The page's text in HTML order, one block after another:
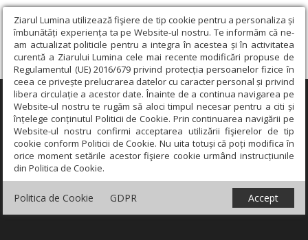
Ziarul Lumina utilizează fişiere de tip cookie pentru a personaliza și
îmbunătăți experiența ta pe Website-ul nostru. Te informăm că ne-
am actualizat politicile pentru a integra în acestea și în activitatea
curentă a Ziarului Lumina cele mai recente modificări propuse de
Regulamentul (UE) 2016/679 privind protecția persoanelor fizice în
ceea ce privește prelucrarea datelor cu caracter personal și privind
libera circulație a acestor date. Înainte de a continua navigarea pe
Website-ul nostru te rugăm să aloci timpul necesar pentru a citi și
înțelege conținutul Politicii de Cookie. Prin continuarea navigării pe
Website-ul nostru confirmi acceptarea utilizării fişierelor de tip
cookie conform Politicii de Cookie. Nu uita totuși că poți modifica în
orice moment setările acestor fişiere cookie urmând instrucțiunile
din Politica de Cookie.
Politica de Cookie GDPR Accept
×